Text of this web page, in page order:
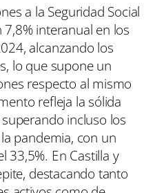
a la Seguridad Social
interanual en los
alcanzando los
lo que supone un
respecto al mismo
refleja la sólida
incluso los
pandemia, con un
33,5%. En Castilla y
destacando tanto